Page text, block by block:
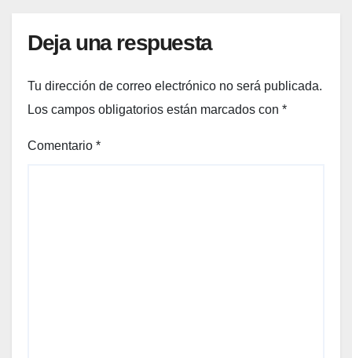
Deja una respuesta
Tu dirección de correo electrónico no será publicada.
Los campos obligatorios están marcados con *
Comentario *